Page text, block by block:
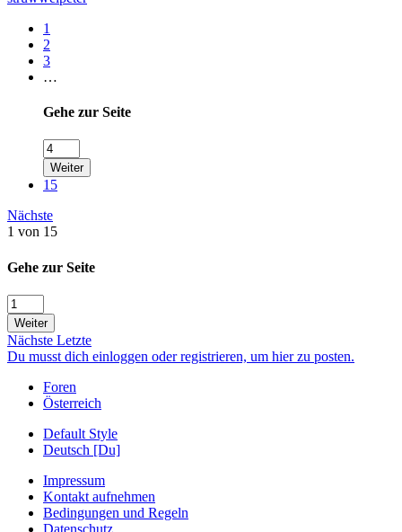
1
2
3
…
Gehe zur Seite
Weiter
15
Nächste
1 von 15
Gehe zur Seite
Weiter
Nächste Letzte
Du musst dich einloggen oder registrieren, um hier zu posten.
Foren
Österreich
Default Style
Deutsch [Du]
Impressum
Kontakt aufnehmen
Bedingungen und Regeln
Datenschutz